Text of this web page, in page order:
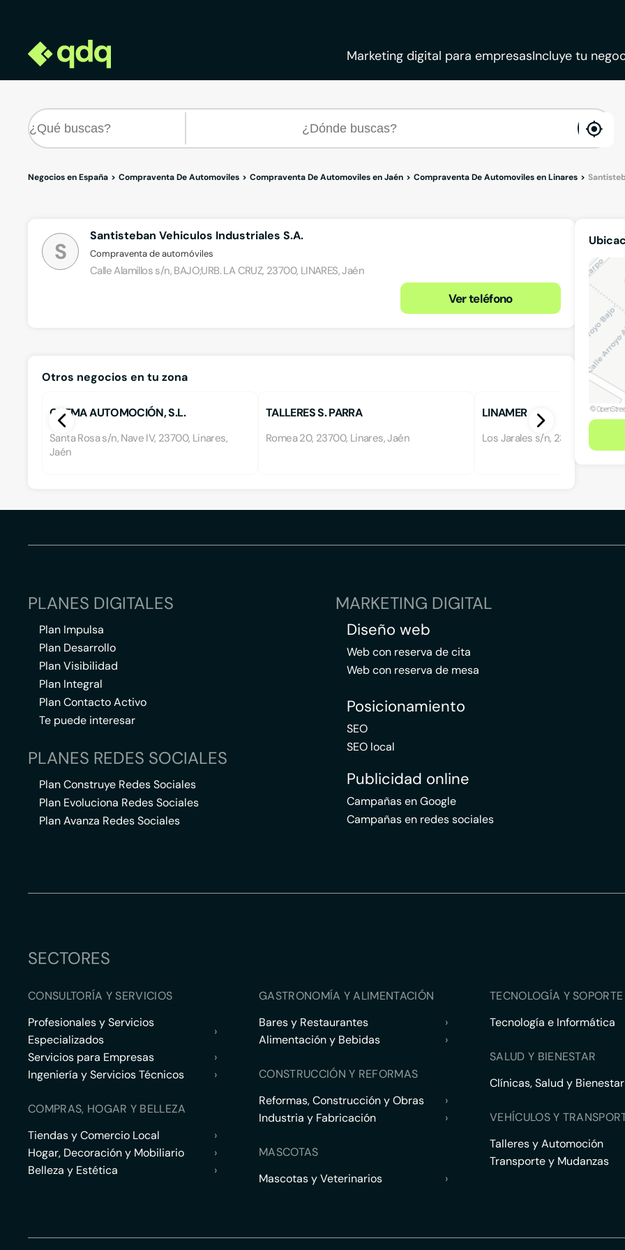
Marketing digital para empresasIncluye tu
Negocios en España Compraventa De Automoviles Compraventa De Automoviles en Jaén Compraventa De Automoviles en Linares
S
Santisteban Vehiculos Industriales S.A.
Compraventa de automóviles
Calle Alamillos s/n, BAJO;URB. LA CRUZ, 23700, LINARES, Jaén
Ver teléfono
Otros negocios en tu zona
CHEMA AUTOMOCIÓN, S.L.
Santa Rosa s/n, Nave IV, 23700, Linares,
Jaén
TALLERES S. PARRA
Romea 20, 23700, Linares, Jaén
LINAMER
Los Jarales s/n, 23700, Linares,
PLANES DIGITALES
Plan Impulsa
Plan Desarrollo
Plan Visibilidad
Plan Integral
Plan Contacto Activo
Te puede interesar
PLANES REDES SOCIALES
Plan Construye Redes Sociales
Plan Evoluciona Redes Sociales
Plan Avanza Redes Sociales
MARKETING DIGITAL
Diseño web
Web con reserva de cita
Web con reserva de mesa
Posicionamiento
SEO
SEO local
Publicidad online
Campañas en Google
Campañas en redes sociales
SECTORES
CONSULTORÍA Y SERVICIOS
Profesionales y Servicios
Especializados
›
Servicios para Empresas
›
Ingeniería y Servicios Técnicos
›
COMPRAS, HOGAR Y BELLEZA
Tiendas y Comercio Local
›
Hogar, Decoración y Mobiliario
›
Belleza y Estética
›
GASTRONOMÍA Y ALIMENTACIÓN
Bares y Restaurantes
›
Alimentación y Bebidas
›
CONSTRUCCIÓN Y REFORMAS
Reformas, Construcción y Obras
›
Industria y Fabricación
›
MASCOTAS
Mascotas y Veterinarios
›
TECNOLOGÍA Y
Tecnología e Informática
SALUD Y BIENESTAR
Clínicas, Salud y Bienestar
VEHÍCULOS Y
Talleres y Automoción
Transporte y Mudanzas